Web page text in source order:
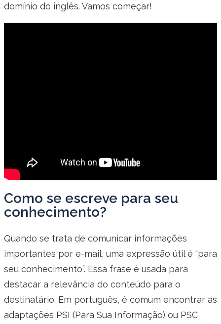
domínio do inglês. Vamos começar!
Como se escreve para seu
conhecimento?
Quando se trata de comunicar informações
importantes por e-mail, uma expressão útil é “para
seu conhecimento”. Essa frase é usada para
destacar a relevância do conteúdo para o
destinatário. Em português, é comum encontrar as
adaptações PSI (Para Sua Informação) ou PSC